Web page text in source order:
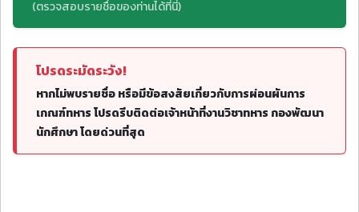
(ตรวจสอบรายชื่อของท่านได้ที่นี่)
โปรดระมัดระวัง!
หากไม่พบรายชื่อ หรือมีข้อสงสัยเกี่ยวกับการผ่อนผันการ
เกณฑ์ทหาร โปรดรีบติดต่อเจ้าหน้าที่งานวิชาทหาร กองพัฒนา
นักศึกษา โดยด่วนที่สุด